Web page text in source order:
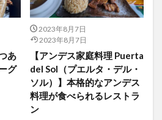
あ
グ
2023年8月7日
2023年8月7日
【アンデス家庭料理 Puerta
del Sol（プエルタ・デル・
ソル）】本格的なアンデス
料理が食べられるレストラ
ン
チ 佐賀関
体験レポ
冬 初詣
古墳
和定食 和菓子
和食
城島高原パーク
壁画
大分みなと祭り